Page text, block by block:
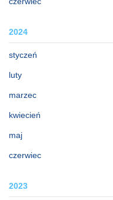
2024
styczeń
luty
marzec
kwiecień
maj
czerwiec
2023